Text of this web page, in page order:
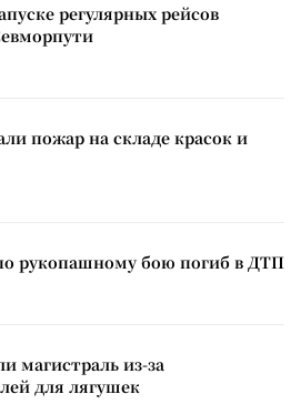
регулярных рейсов
пожар на складе красок и
рукопашному бою погиб в ДТП
магистраль из-за
для лягушек